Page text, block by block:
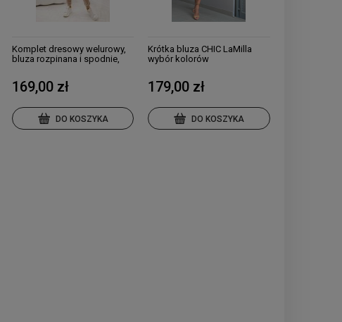
Komplet dresowy welurowy,
bluza rozpinana i spodnie,
169,00 zł
DO KOSZYKA
Krótka bluza CHIC LaMilla
wybór kolorów
179,00 zł
DO KOSZYKA